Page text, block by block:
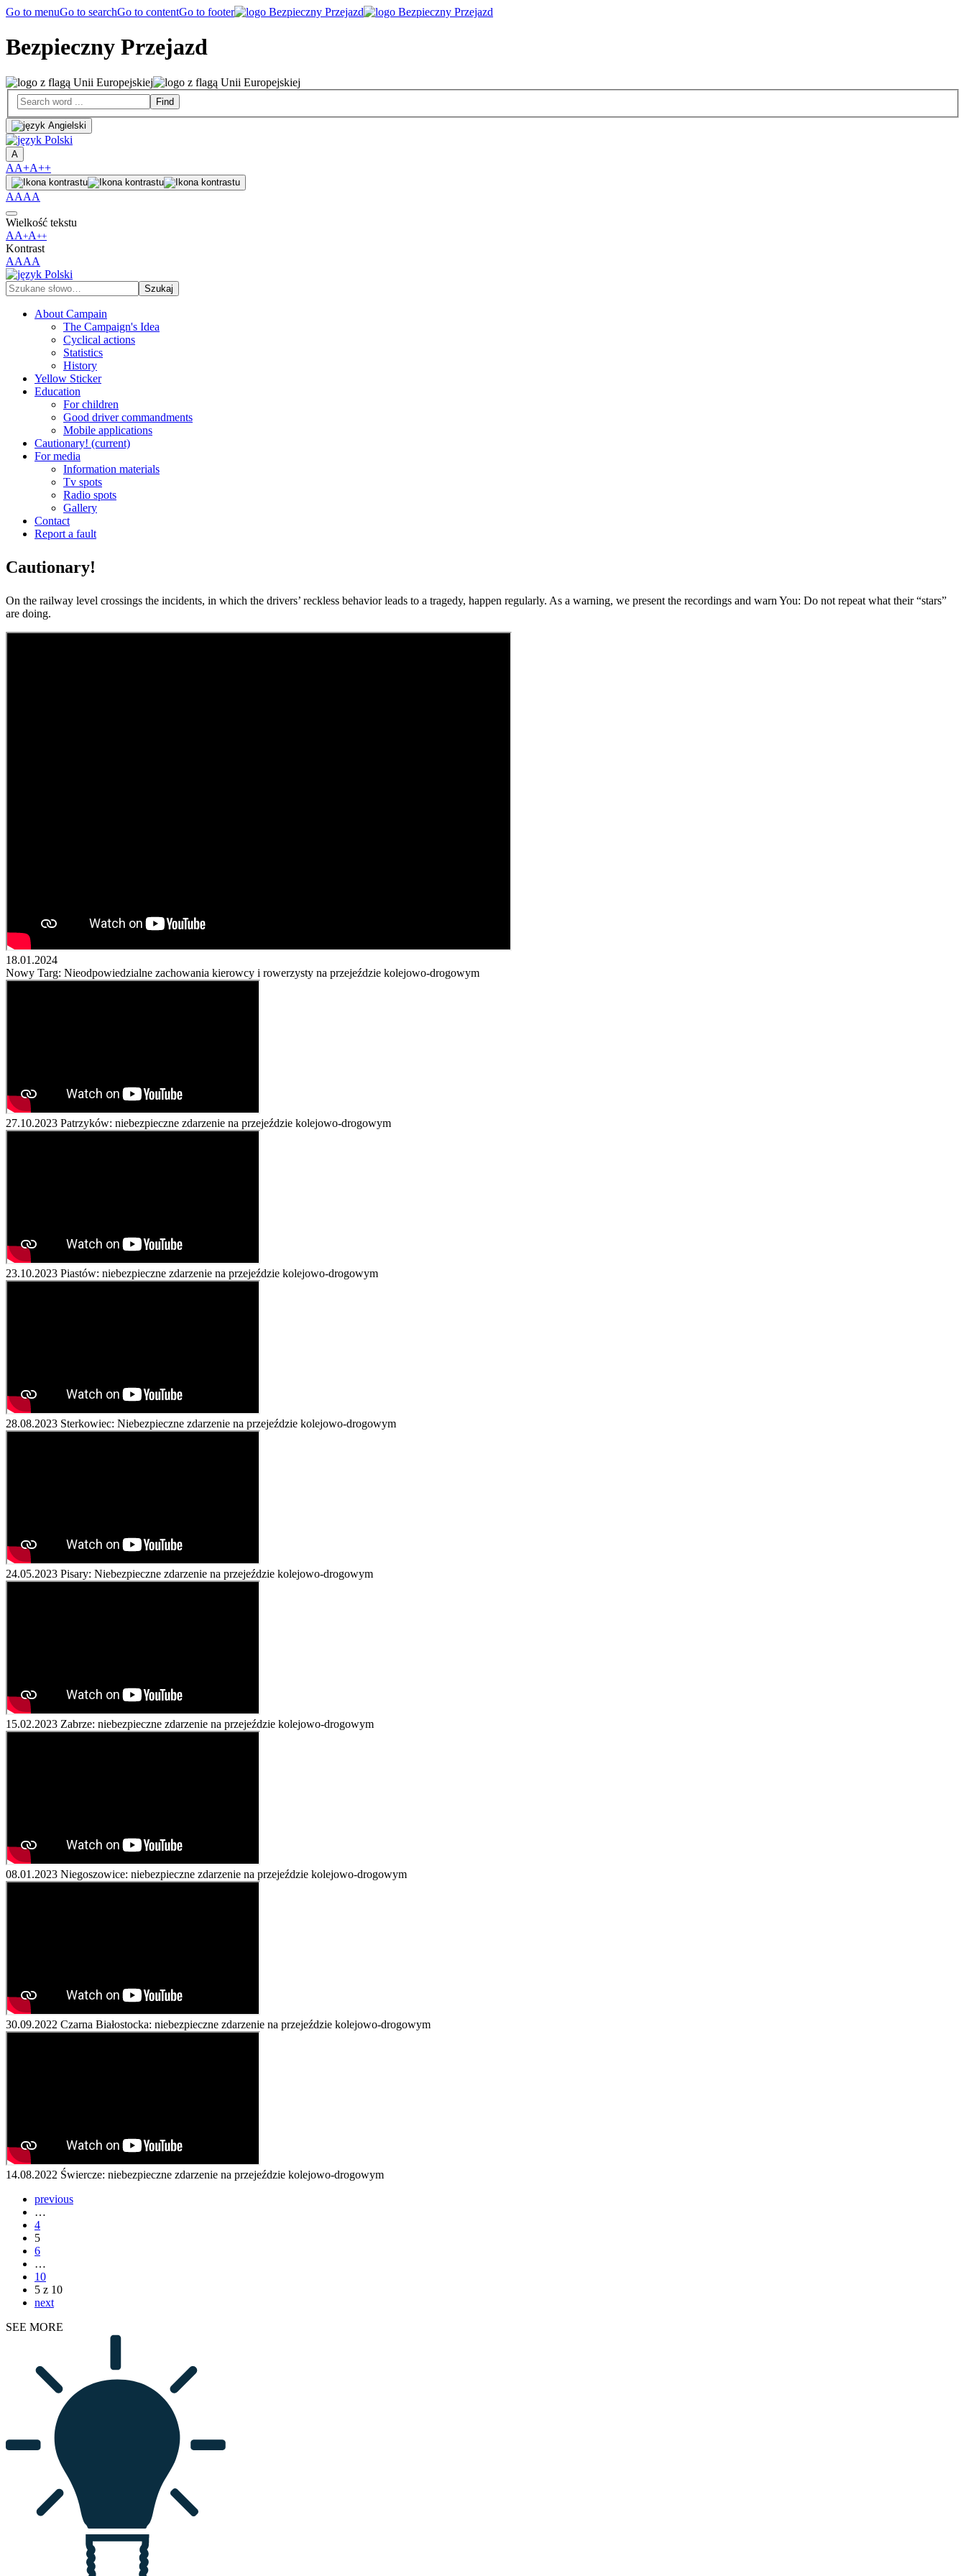
Go to menuGo to searchGo to contentGo to footer
Bezpieczny Przejazd
A
AA+A++
AAAA
Wielkość tekstu
AA+A++
Kontrast
AAAA
About Campain
The Campaign's Idea
Cyclical actions
Statistics
History
Yellow Sticker
Education
For children
Good driver commandments
Mobile applications
Cautionary! (current)
For media
Information materials
Tv spots
Radio spots
Gallery
Contact
Report a fault
Cautionary!
On the railway level crossings the incidents, in which the drivers’ reckless behavior leads to a tragedy, happen regularly. As a warning, we present the recordings and warn You: Do not repeat what their “stars”
are doing.
18.01.2024
Nowy Targ: Nieodpowiedzialne zachowania kierowcy i rowerzysty na przejeździe kolejowo-drogowym
27.10.2023 Patrzyków: niebezpieczne zdarzenie na przejeździe kolejowo-drogowym
23.10.2023 Piastów: niebezpieczne zdarzenie na przejeździe kolejowo-drogowym
28.08.2023 Sterkowiec: Niebezpieczne zdarzenie na przejeździe kolejowo-drogowym
24.05.2023 Pisary: Niebezpieczne zdarzenie na przejeździe kolejowo-drogowym
15.02.2023 Zabrze: niebezpieczne zdarzenie na przejeździe kolejowo-drogowym
08.01.2023 Niegoszowice: niebezpieczne zdarzenie na przejeździe kolejowo-drogowym
30.09.2022 Czarna Białostocka: niebezpieczne zdarzenie na przejeździe kolejowo-drogowym
14.08.2022 Świercze: niebezpieczne zdarzenie na przejeździe kolejowo-drogowym
previous
…
4
5
6
…
10
5 z 10
next
SEE MORE